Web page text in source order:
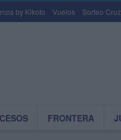
by Kikoto Vuelos Sorteo
FRONTERA